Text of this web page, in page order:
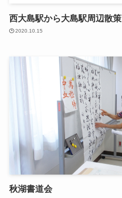
西大島駅から大島駅周辺散策
2020.10.15
秋湖書道会